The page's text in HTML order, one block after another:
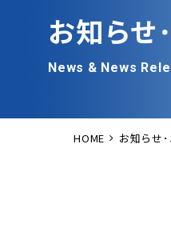
お知らせ･
News & News
HOME お知らせ